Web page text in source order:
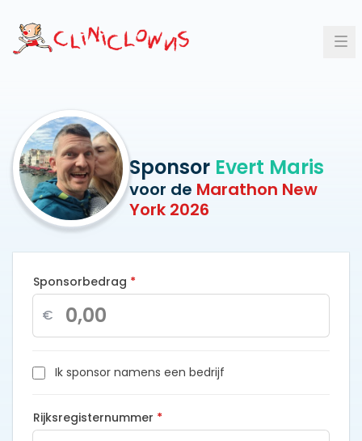
Sponsor Evert Maris
voor de Marathon New
York 2026
Sponsorbedrag *
€
Ik sponsor namens een bedrijf
Rijksregisternummer *